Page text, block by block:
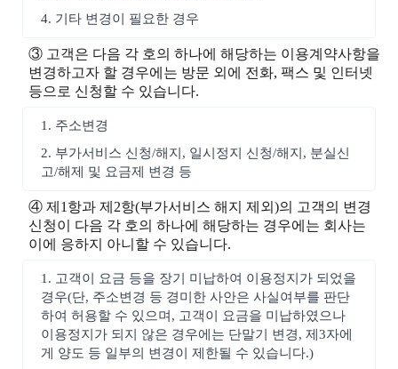
4. 기타 변경이 필요한 경우
③ 고객은 다음 각 호의 하나에 해당하는 이용계약사항을
변경하고자 할 경우에는 방문 외에 전화, 팩스 및 인터넷
등으로 신청할 수 있습니다.
1. 주소변경
2. 부가서비스 신청/해지, 일시정지 신청/해지, 분실신
고/해제 및 요금제 변경 등
④ 제1항과 제2항(부가서비스 해지 제외)의 고객의 변경
신청이 다음 각 호의 하나에 해당하는 경우에는 회사는
이에 응하지 아니할 수 있습니다.
1. 고객이 요금 등을 장기 미납하여 이용정지가 되었을
경우(단, 주소변경 등 경미한 사안은 사실여부를 판단
하여 허용할 수 있으며, 고객이 요금을 미납하였으나
이용정지가 되지 않은 경우에는 단말기 변경, 제3자에
게 양도 등 일부의 변경이 제한될 수 있습니다.)